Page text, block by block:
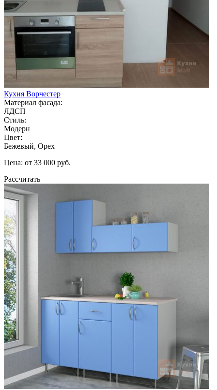
Кухня Ворчестер
Материал фасада:
ЛДСП
Стиль:
Модерн
Цвет:
Бежевый, Орех
Цена: от 33 000 руб.
Рассчитать